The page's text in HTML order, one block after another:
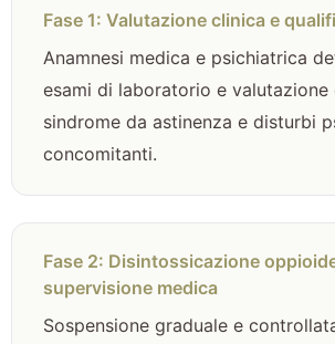
Fase 1: Valutazione clinica e
Anamnesi medica e psichiatrica
esami di laboratorio e valutazione
sindrome da astinenza e disturbi
concomitanti.
Fase 2: Disintossicazione
supervisione medica
Sospensione graduale e